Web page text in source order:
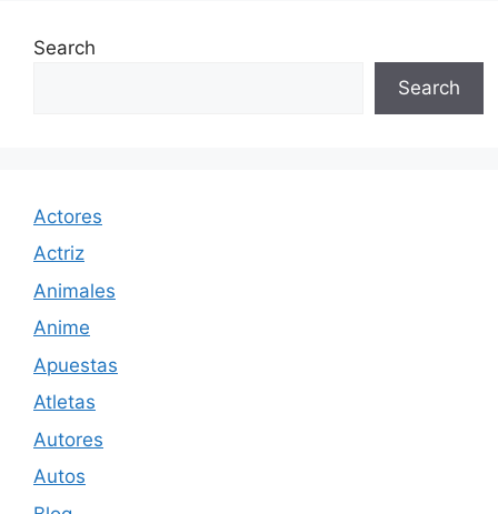
Search
Search
Actores
Actriz
Animales
Anime
Apuestas
Atletas
Autores
Autos